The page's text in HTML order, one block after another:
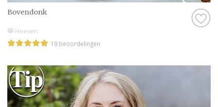
Bovendonk
Hoeven
19 beoordelingen